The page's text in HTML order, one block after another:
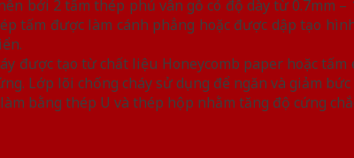
bởi 2 tấm thép phủ vân gỗ có độ dày từ 0.7mm
tấm được làm cánh phẳng hoặc được dập tạo
được tạo từ chất liệu Honeycomb paper hoặc
Lớp lõi chống cháy sử dụng để ngăn và giảm
bằng thép U và thép hộp nhằm tăng độ cứng